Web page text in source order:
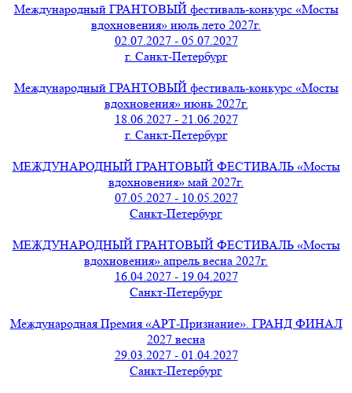
Международный ГРАНТОВЫЙ фестиваль-конкурс «Мосты
вдохновения» июль лето 2027г.
02.07.2027 - 05.07.2027
г. Санкт-Петербург
Международный ГРАНТОВЫЙ фестиваль-конкурс «Мосты
вдохновения» июнь 2027г.
18.06.2027 - 21.06.2027
г. Санкт-Петербург
МЕЖДУНАРОДНЫЙ ГРАНТОВЫЙ ФЕСТИВАЛЬ «Мосты
вдохновения» май 2027г.
07.05.2027 - 10.05.2027
Санкт-Петербург
МЕЖДУНАРОДНЫЙ ГРАНТОВЫЙ ФЕСТИВАЛЬ «Мосты
вдохновения» апрель весна 2027г.
16.04.2027 - 19.04.2027
Санкт-Петербург
Международная Премия «АРТ-Признание». ГРАНД ФИНАЛ
2027 весна
29.03.2027 - 01.04.2027
Санкт-Петербург